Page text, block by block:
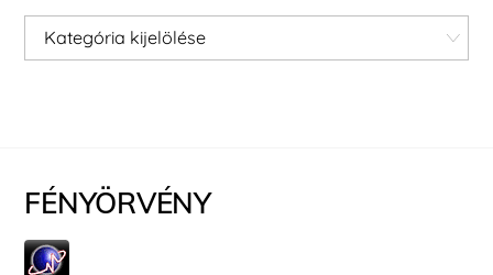
Kategóriák
FÉNYÖRVÉNY